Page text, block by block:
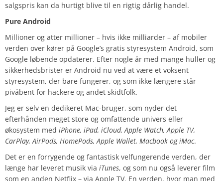
salgspris kan da hurtigt blive til en rigtig dårlig handel.
Pure Android
Millioner og atter millioner – hvis ikke milliarder – af mobiler
verden over kører på Google’s gratis styresystem Android, som
Google løbende opdaterer. Efter nogle år med mange huller og
sikkerhedsbrister er Android nu ved at være et voksent
styresystem, der bare fungerer, og som ikke længere står
pivåbent for hackere og andet skidtfolk.
Jeg er selv en dedikeret Mac-bruger, som nyder det
efterhånden meget store og omfattende univers eller
økosystem med iPhone, iPad, iCloud, Apple Watch, Apple TV,
CarPlay, AirPods, HomePods, Apple Wallet, Macbook og iMac.
Det er en forrygende og fantastisk velfungerende verden, der
længe har leveret musik via iTunes, og som nu også leverer film
som en anden Netflix – via Apple TV. En verden, hvor man med